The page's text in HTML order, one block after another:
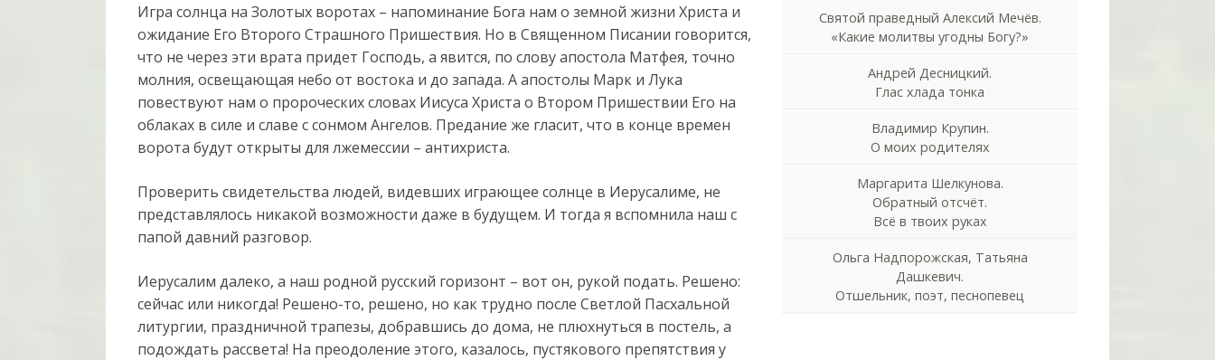
Игра солнца на Золотых воротах – напоминание Бога нам о земной жизни Христа и
ожидание Его Второго Страшного Пришествия. Но в Священном Писании говорится,
что не через эти врата придет Господь, а явится, по слову апостола Матфея, точно
молния, освещающая небо от востока и до запада. А апостолы Марк и Лука
повествуют нам о пророческих словах Иисуса Христа о Втором Пришествии Его на
облаках в силе и славе с сонмом Ангелов. Предание же гласит, что в конце времен
ворота будут открыты для лжемессии – антихриста.
Проверить свидетельства людей, видевших играющее солнце в Иерусалиме, не
представлялось никакой возможности даже в будущем. И тогда я вспомнила наш с
папой давний разговор.
Иерусалим далеко, а наш родной русский горизонт – вот он, рукой подать. Решено:
сейчас или никогда! Решено-то, решено, но как трудно после Светлой Пасхальной
литургии, праздничной трапезы, добравшись до дома, не плюхнуться в постель, а
подождать рассвета! На преодоление этого, казалось, пустякового препятствия у
Святой праведный Алексий Мечёв.
«Какие молитвы угодны Богу?»
Андрей Десницкий.
Глас хлада тонка
Владимир Крупин.
О моих родителях
Маргарита Шелкунова.
Обратный отсчёт.
Всё в твоих руках
Ольга Надпорожская, Татьяна
Дашкевич.
Отшельник, поэт, песнопевец